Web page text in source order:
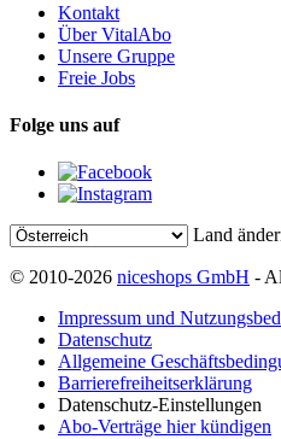
Kontakt
Über VitalAbo
Unsere Gruppe
Freie Jobs
Folge uns auf
Land
© 2010-2026 niceshops GmbH -
Impressum und
Datenschutz
Allgemeine
Barrierefreiheitserklärung
Datenschutz-Einstellungen
Abo-Verträge hier kündigen